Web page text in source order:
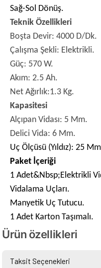
Sağ-Sol Dönüş.
Teknik Özellikleri
Boşta Devir: 4000 D/Dk.
Çalışma Şekli: Elektrikli.
Güç: 570 W.
Akım: 2.5 Ah.
Net Ağırlık:1.3 Kg.
Kapasitesi
Alçıpan Vidası: 5 Mm.
Delici Vida: 6 Mm.
Uç Ölçüsü (Yıldız): 25
Paket İçeriği
1 Adet&Nbsp;Elektrikli
Vidalama Uçları.
Manyetik Uç Tutucu.
1 Adet Karton Taşımalı.
Ürün özellikleri
Taksit Seçenekleri